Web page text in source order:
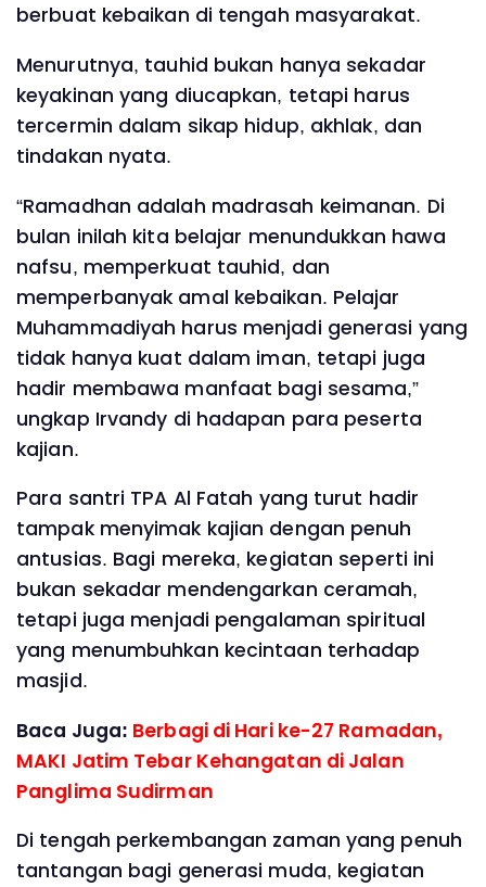
berbuat kebaikan di tengah masyarakat.
Menurutnya, tauhid bukan hanya sekadar
keyakinan yang diucapkan, tetapi harus
tercermin dalam sikap hidup, akhlak, dan
tindakan nyata.
“Ramadhan adalah madrasah keimanan. Di
bulan inilah kita belajar menundukkan hawa
nafsu, memperkuat tauhid, dan
memperbanyak amal kebaikan. Pelajar
Muhammadiyah harus menjadi generasi yang
tidak hanya kuat dalam iman, tetapi juga
hadir membawa manfaat bagi sesama,”
ungkap Irvandy di hadapan para peserta
kajian.
Para santri TPA Al Fatah yang turut hadir
tampak menyimak kajian dengan penuh
antusias. Bagi mereka, kegiatan seperti ini
bukan sekadar mendengarkan ceramah,
tetapi juga menjadi pengalaman spiritual
yang menumbuhkan kecintaan terhadap
masjid.
Baca Juga: Berbagi di Hari ke-27 Ramadan,
MAKI Jatim Tebar Kehangatan di Jalan
Panglima Sudirman
Di tengah perkembangan zaman yang penuh
tantangan bagi generasi muda, kegiatan